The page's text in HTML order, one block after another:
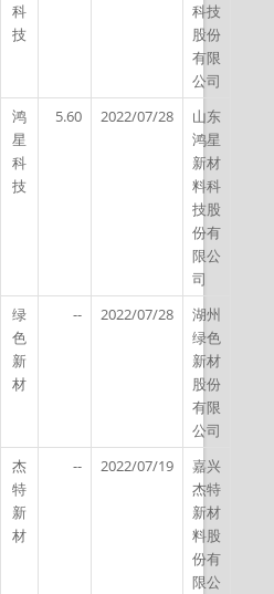
科
技
科技
股份
有限
公司
鸿
星
科
技
5.60 2022/07/28
山东
鸿星
新材
料科
技股
份有
限公
司
绿
色
新
材
-- 2022/07/28
湖州
绿色
新材
股份
有限
公司
杰
特
新
材
-- 2022/07/19
嘉兴
杰特
新材
料股
份有
限公